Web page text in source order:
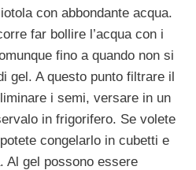
con abbondante acqua.
far bollire l’acqua con i
fino a quando non si
gel. A questo punto filtrare il
i semi, versare in un
in frigorifero. Se volete
congelarlo in cubetti e
Al gel possono essere